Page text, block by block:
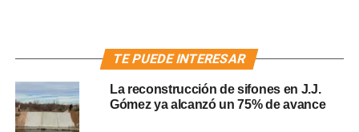
TE PUEDE INTERESAR
La reconstrucción de sifones en J.J.
Gómez ya alcanzó un 75% de avance